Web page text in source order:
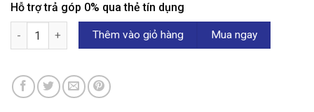
Hỗ trợ trả góp 0% qua thẻ tín dụng
Máy hút mùi Kocher 90cm K-229I số lượng
Thêm vào giỏ hàng Mua ngay